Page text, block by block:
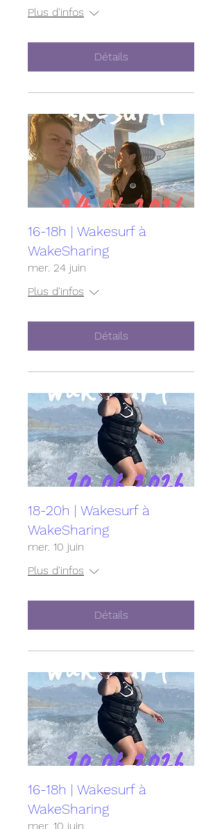
Plus d'infos
Détails
16-18h | Wakesurf à
WakeSharing
mer. 24 juin
Plus d'infos
Détails
18-20h | Wakesurf à
WakeSharing
mer. 10 juin
Plus d'infos
Détails
16-18h | Wakesurf à
WakeSharing
mer. 10 juin